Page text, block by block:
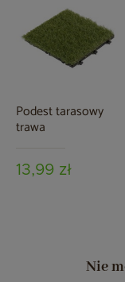
Podest tarasowy
trawa
13,99 zł
Nie